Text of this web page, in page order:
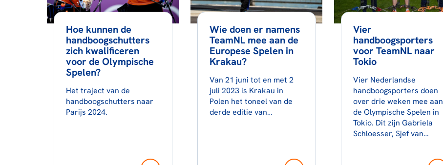
Hoe kunnen de
handboogschutters
zich kwalificeren
voor de Olympische
Spelen?
Het traject van de
handboogschutters naar
Parijs 2024.
Wie doen er namens
TeamNL mee aan de
Europese Spelen in
Krakau?
Van 21 juni tot en met 2
juli 2023 is Krakau in
Polen het toneel van de
derde editie van…
Vier
handboogsporters
voor TeamNL naar
Tokio
Vier Nederlandse
handboogsporters doen
over drie weken mee aan
de Olympische Spelen in
Tokio. Dit zijn Gabriela
Schloesser, Sjef van…